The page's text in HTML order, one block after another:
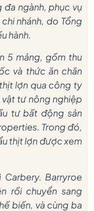
đa ngành, phục vụ
nhánh, do Tổng
hành.
5 mảng, gồm thu
và thức ăn chăn
lợn qua công ty
tư nông nghiệp
tư bất động sản
Trong đó,
thịt lợn được xem
Barryroe
rồi chuyển sang
biến, và cùng ba